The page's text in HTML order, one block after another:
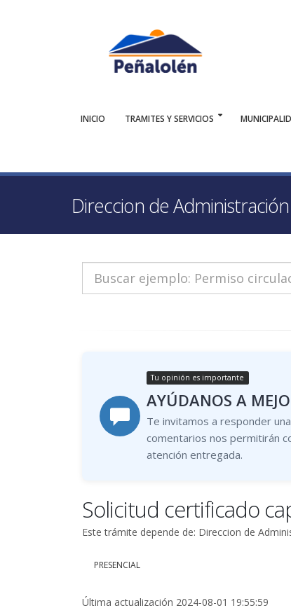
INICIO TRAMITES Y SERVICIOS
Direccion de Administración
Tu opinión es importante
AYÚDANOS A
Te invitamos a responder
comentarios nos permitirán
atención entregada.
Solicitud certificado
Este trámite depende de: Direccion de
PRESENCIAL
Última actualización 2024-08-01 19:55:59